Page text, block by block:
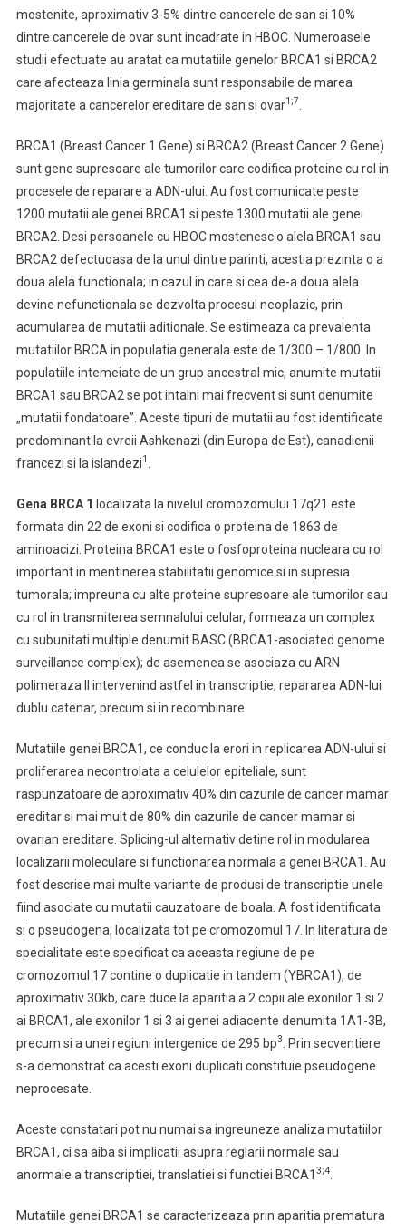
mostenite, aproximativ 3-5% dintre cancerele de san si 10%
dintre cancerele de ovar sunt incadrate in HBOC. Numeroasele
studii efectuate au aratat ca mutatiile genelor BRCA1 si BRCA2
care afecteaza linia germinala sunt responsabile de marea
majoritate a cancerelor ereditare de san si ovar1;7
BRCA1 (Breast Cancer 1 Gene) si BRCA2 (Breast Cancer 2 Gene)
sunt gene supresoare ale tumorilor care codifica proteine cu rol in
procesele de reparare a ADN-ului. Au fost comunicate peste
1200 mutatii ale genei BRCA1 si peste 1300 mutatii ale genei
BRCA2. Desi persoanele cu HBOC mostenesc o alela BRCA1 sau
BRCA2 defectuoasa de la unul dintre parinti, acestia prezinta o a
doua alela functionala; in cazul in care si cea de-a doua alela
devine nefunctionala se dezvolta procesul neoplazic, prin
acumularea de mutatii aditionale. Se estimeaza ca prevalenta
mutatiilor BRCA in populatia generala este de 1/300 – 1/800. In
populatiile intemeiate de un grup ancestral mic, anumite mutatii
BRCA1 sau BRCA2 se pot intalni mai frecvent si sunt denumite
„mutatii fondatoare”. Aceste tipuri de mutatii au fost identificate
predominant la evreii Ashkenazi (din Europa de Est), canadienii
francezi si la islandezi1
Gena BRCA 1 localizata la nivelul cromozomului 17q21 este
formata din 22 de exoni si codifica o proteina de 1863 de
aminoacizi. Proteina BRCA1 este o fosfoproteina nucleara cu rol
important in mentinerea stabilitatii genomice si in supresia
tumorala; impreuna cu alte proteine supresoare ale tumorilor sau
cu rol in transmiterea semnalului celular, formeaza un complex
cu subunitati multiple denumit BASC (BRCA1-asociated genome
surveillance complex); de asemenea se asociaza cu ARN
polimeraza II intervenind astfel in transcriptie, repararea ADN-lui
dublu catenar, precum si in recombinare.
Mutatiile genei BRCA1, ce conduc la erori in replicarea ADN-ului si
proliferarea necontrolata a celulelor epiteliale, sunt
raspunzatoare de aproximativ 40% din cazurile de cancer mamar
ereditar si mai mult de 80% din cazurile de cancer mamar si
ovarian ereditare. Splicing-ul alternativ detine rol in modularea
localizarii moleculare si functionarea normala a genei BRCA1. Au
fost descrise mai multe variante de produsi de transcriptie unele
fiind asociate cu mutatii cauzatoare de boala. A fost identificata
si o pseudogena, localizata tot pe cromozomul 17. In literatura de
specialitate este specificat ca aceasta regiune de pe
cromozomul 17 contine o duplicatie in tandem (YBRCA1), de
aproximativ 30kb, care duce la aparitia a 2 copii ale exonilor 1 si 2
ai BRCA1, ale exonilor 1 si 3 ai genei adiacente denumita 1A1-3B,
precum si a unei regiuni intergenice de 295 bp3
. Prin secventiere
s-a demonstrat ca acesti exoni duplicati constituie pseudogene
neprocesate.
Aceste constatari pot nu numai sa ingreuneze analiza mutatiilor
BRCA1, ci sa aiba si implicatii asupra reglarii normale sau
anormale a transcriptiei, translatiei si functiei BRCA1 3;4.
Mutatiile genei BRCA1 se caracterizeaza prin aparitia prematura